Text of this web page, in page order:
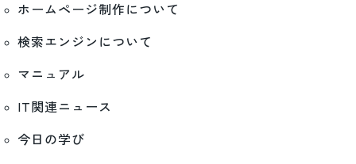
ホームページ制作について
検索エンジンについて
マニュアル
IT関連ニュース
今日の学び